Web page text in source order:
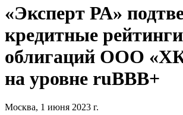
«Эксперт РА»
кредитные рейтинги
облигаций ООО
на уровне ruBBB+
Москва, 1 июня 2023 г.